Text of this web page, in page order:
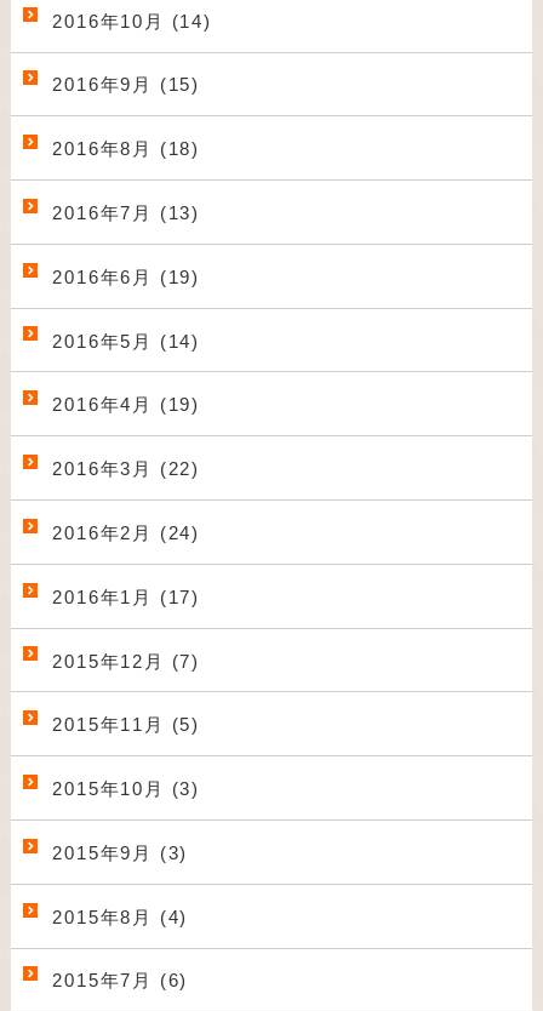
2016年10月 (14)
2016年9月 (15)
2016年8月 (18)
2016年7月 (13)
2016年6月 (19)
2016年5月 (14)
2016年4月 (19)
2016年3月 (22)
2016年2月 (24)
2016年1月 (17)
2015年12月 (7)
2015年11月 (5)
2015年10月 (3)
2015年9月 (3)
2015年8月 (4)
2015年7月 (6)